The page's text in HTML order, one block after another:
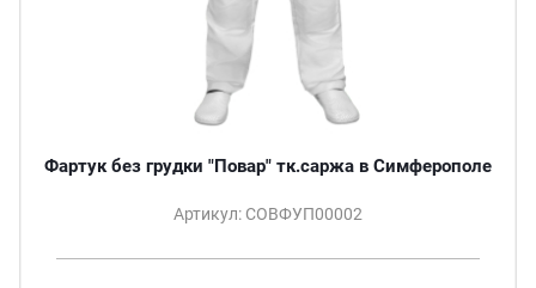
Фартук без грудки "Повар" тк.саржа в Симферополе
Артикул: СОВФУП00002